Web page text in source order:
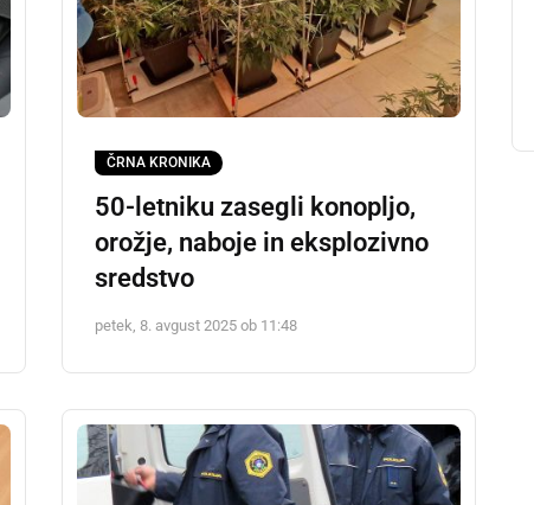
ČRNA KRONIKA
50-letniku zasegli konopljo,
orožje, naboje in eksplozivno
sredstvo
petek, 8. avgust 2025 ob 11:48